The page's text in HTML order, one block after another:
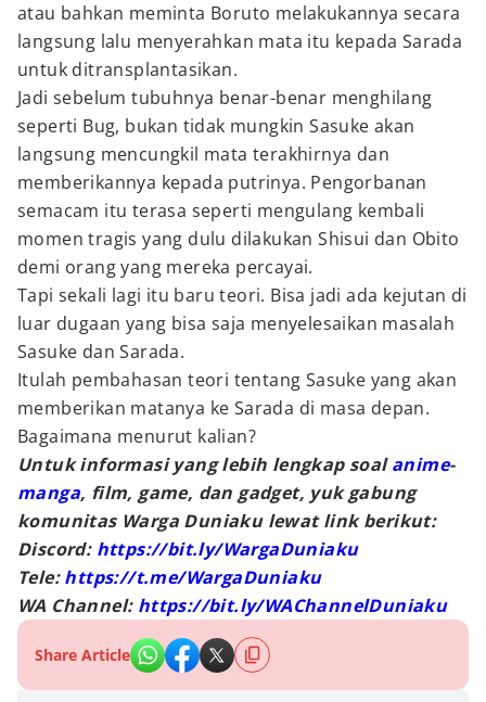
atau bahkan meminta Boruto melakukannya secara
langsung lalu menyerahkan mata itu kepada Sarada
untuk ditransplantasikan.
Jadi sebelum tubuhnya benar-benar menghilang
seperti Bug, bukan tidak mungkin Sasuke akan
langsung mencungkil mata terakhirnya dan
memberikannya kepada putrinya. Pengorbanan
semacam itu terasa seperti mengulang kembali
momen tragis yang dulu dilakukan Shisui dan Obito
demi orang yang mereka percayai.
Tapi sekali lagi itu baru teori. Bisa jadi ada kejutan di
luar dugaan yang bisa saja menyelesaikan masalah
Sasuke dan Sarada.
Itulah pembahasan teori tentang Sasuke yang akan
memberikan matanya ke Sarada di masa depan.
Bagaimana menurut kalian?
Untuk informasi yang lebih lengkap soalanime-
manga, film, game, dan gadget, yuk gabung
komunitas Warga Duniaku lewat link berikut:
Discord: https://bit.ly/WargaDuniaku
Tele:https://t.me/WargaDuniaku
WA Channel: https://bit.ly/WAChannelDuniaku
Share Article